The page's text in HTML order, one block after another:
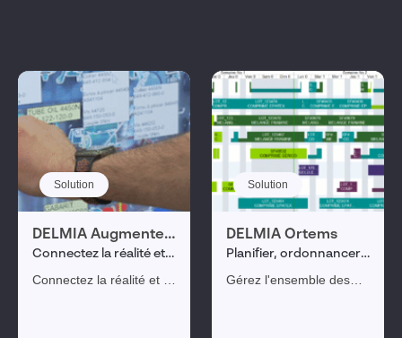
Solution
DELMIA Augmented
Experience
Connectez la réalité et
Connectez la réalité et le
Solution
DELMIA Ortems
Planifier, ordonnancer
Gérez l'ensemble des